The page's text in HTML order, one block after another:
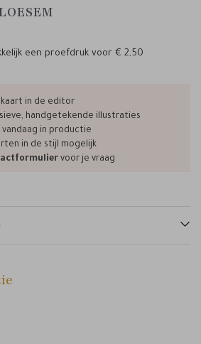
een proefdruk voor € 2,50
in de editor
handgetekende illustraties
in productie
in de stijl mogelijk
voor je vraag